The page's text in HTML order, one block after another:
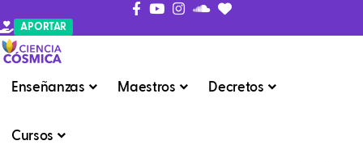
APORTAR
Enseñanzas Maestros Decretos
Cursos